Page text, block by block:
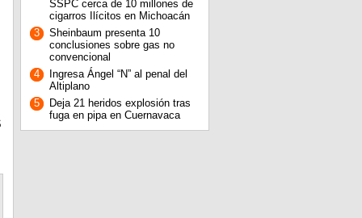
SSPC cerca de 10 millones de
cigarros Ilícitos en Michoacán
3
Sheinbaum presenta 10
conclusiones sobre gas no
convencional
4
Ingresa Ángel “N” al penal del
Altiplano
5
Deja 21 heridos explosión tras
fuga en pipa en Cuernavaca